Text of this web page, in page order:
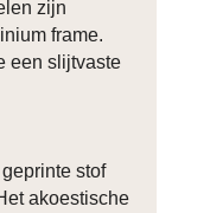
zijn
frame.
een slijtvaste
stof
akoestische